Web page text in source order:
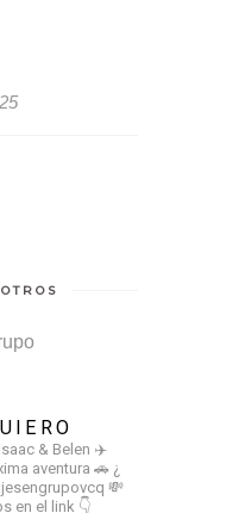
& Belen ✈️
aventura 🚗 ¿
💸
en el link 👇